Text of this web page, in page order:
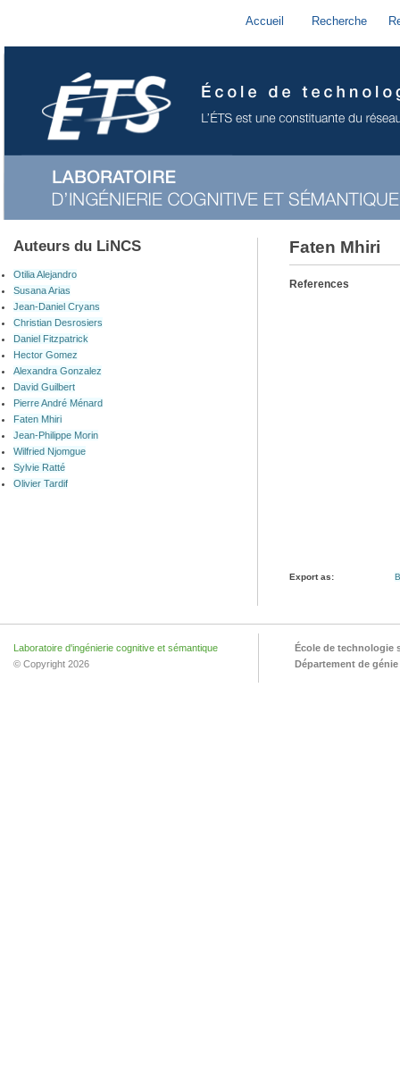
Accueil Recherche
Auteurs du LiNCS
Otilia Alejandro
Susana Arias
Jean-Daniel Cryans
Christian Desrosiers
Daniel Fitzpatrick
Hector Gomez
Alexandra Gonzalez
David Guilbert
Pierre André Ménard
Faten Mhiri
Jean-Philippe Morin
Wilfried Njomgue
Sylvie Ratté
Olivier Tardif
Faten Mhiri
References
Export as:
Laboratoire d'ingénierie cognitive et sémantique
© Copyright 2026
École de technologie
Département de